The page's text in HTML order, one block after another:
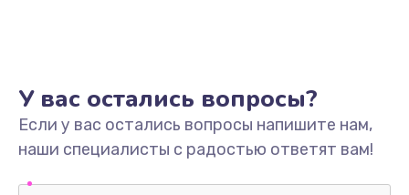
У вас остались вопросы?
Если у вас остались вопросы напишите нам,
наши специалисты с радостью ответят вам!